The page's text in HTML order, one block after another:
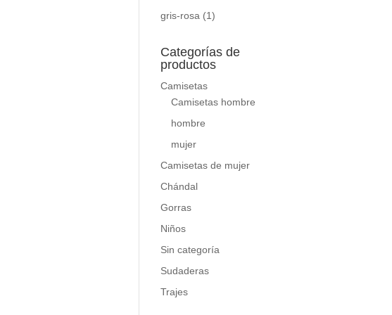
gris-rosa (1)
Categorías de
productos
Camisetas
Camisetas hombre
hombre
mujer
Camisetas de mujer
Chándal
Gorras
Niños
Sin categoría
Sudaderas
Trajes